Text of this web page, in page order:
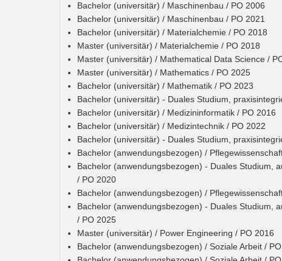
Bachelor (universitär) / Maschinenbau / PO 2006
Bachelor (universitär) / Maschinenbau / PO 2021
Bachelor (universitär) / Materialchemie / PO 2018
Master (universitär) / Materialchemie / PO 2018
Master (universitär) / Mathematical Data Science /
Master (universitär) / Mathematics / PO 2025
Bachelor (universitär) / Mathematik / PO 2023
Bachelor (universitär) - Duales Studium,
Bachelor (universitär) / Medizininformatik / PO 2016
Bachelor (universitär) / Medizintechnik / PO 2022
Bachelor (universitär) - Duales Studium,
Bachelor (anwendungsbezogen) /
Bachelor (anwendungsbezogen) - Duales Studium,
/ PO 2020
Bachelor (anwendungsbezogen) /
Bachelor (anwendungsbezogen) - Duales Studium,
/ PO 2025
Master (universitär) / Power Engineering / PO 2016
Bachelor (anwendungsbezogen) / Soziale Arbeit /